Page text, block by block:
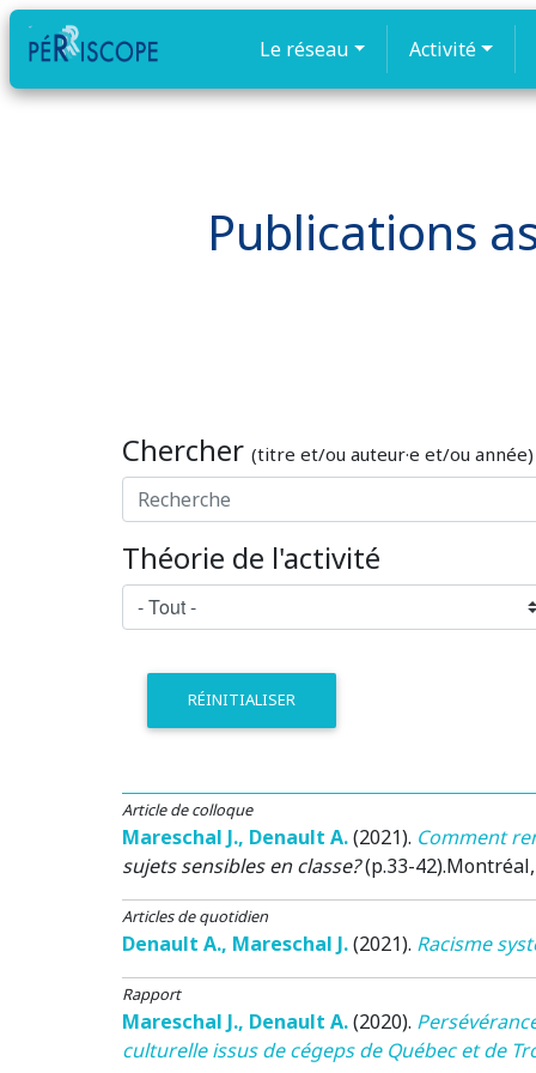
Le réseau Activité
Publications
Chercher (titre et/ou auteur·e et/ou année)
Théorie de l'activité
RÉINITIALISER
Article de colloque
Mareschal J., Denault A.(2021). Comment
sujets sensibles en classe?(p.33-42).
Articles de quotidien
Denault A., Mareschal J.(2021). Racisme
Rapport
Mareschal J., Denault A.(2020).
culturelle issus de cégeps de Québec et de